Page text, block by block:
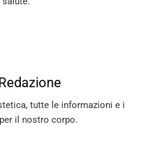
tutte le informazioni e i
il nostro corpo.